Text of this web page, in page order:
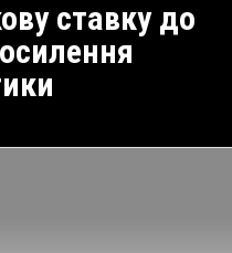
ставку до